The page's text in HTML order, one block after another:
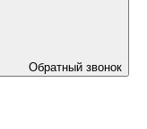
Обратный звонок